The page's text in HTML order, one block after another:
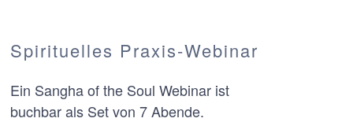
Spirituelles Praxis-Webinar
Ein Sangha of the Soul Webinar ist
buchbar als Set von 7 Abende.